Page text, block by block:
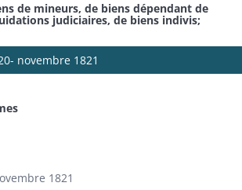
de mineurs, de biens dépendant de
judiciaires, de biens indivis;
novembre 1821
1821